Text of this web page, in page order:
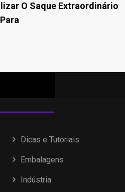
O Saque Extraordinário
Dicas e Tutoriais
Embalagens
Indústria